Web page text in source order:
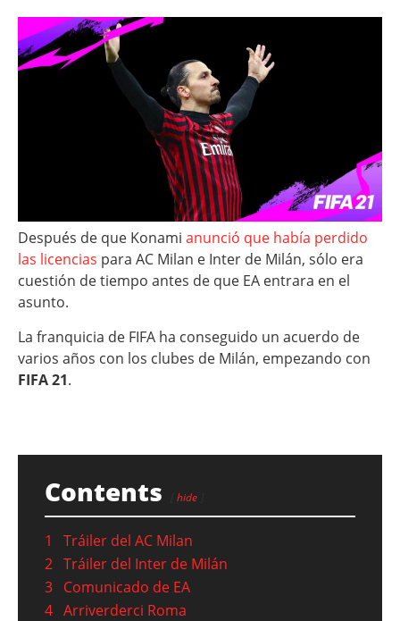
Después de que Konami anunció que había perdido
las licencias para AC Milan e Inter de Milán, sólo era
cuestión de tiempo antes de que EA entrara en el
asunto.
La franquicia de FIFA ha conseguido un acuerdo de
varios años con los clubes de Milán, empezando con
FIFA 21.
Contents hide
1
Tráiler del AC Milan
2 Tráiler del Inter de Milán
3 Comunicado de EA
4 Arriverderci Roma